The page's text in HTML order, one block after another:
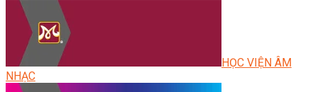
HỌC VIỆN ÂM
NHẠC